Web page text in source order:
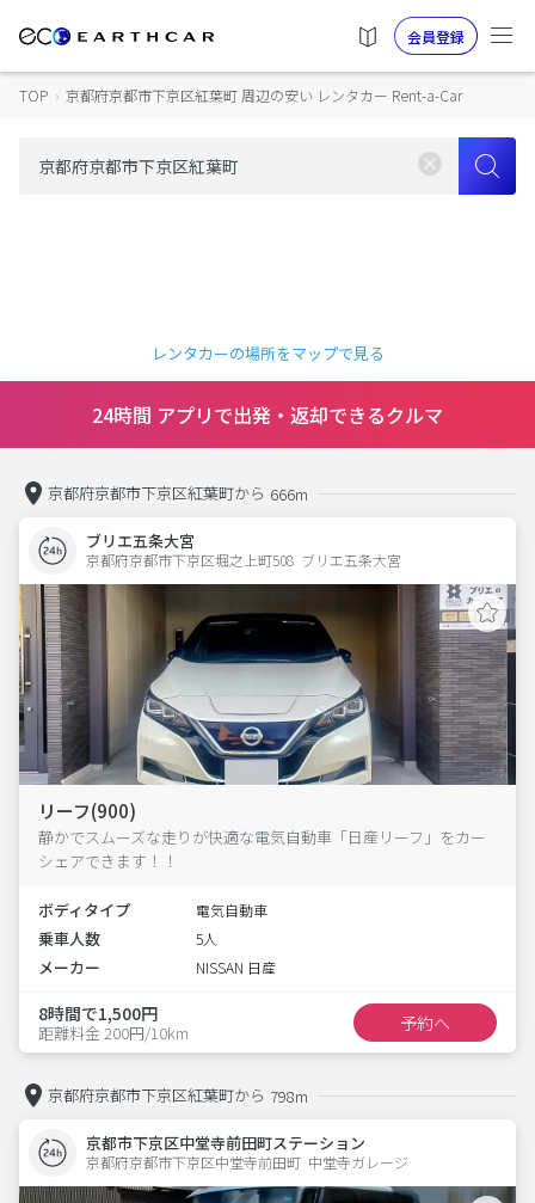
会員登録
TOP › 京都府京都市下京区紅葉町 周辺の安い レンタカー Rent-a-Car
レンタカーの場所をマップで見る
24時間 アプリで出発・返却できるクルマ
京都府京都市下京区紅葉町から 666m
ブリエ五条大宮
京都府京都市下京区堀之上町508  ブリエ五条大宮
リーフ(900)
静かでスムーズな走りが快適な電気自動車「日産リーフ」をカー
シェアできます！！
ボディタイプ 電気自動車
乗車人数 5人
メーカー NISSAN 日産
8時間で1,500円
距離料金 200円/10km 予約へ
京都府京都市下京区紅葉町から 798m
京都市下京区中堂寺前田町ステーション
京都府京都市下京区中堂寺前田町  中堂寺ガレージ